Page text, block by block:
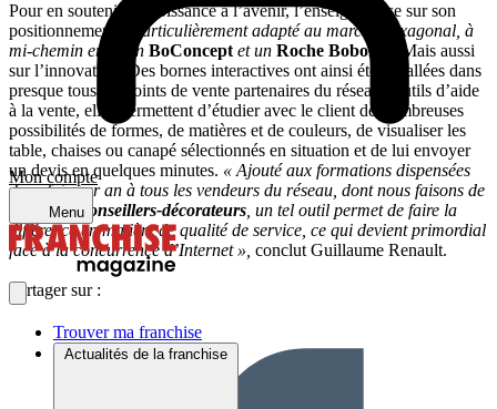
Mon compte
Menu
Trouver ma franchise
Actualités de la franchise
Pour en soutenir la croissance à l’avenir, l’enseigne mise sur son
positionnement
« particulièrement adapté au marché hexagonal, à
mi-chemin entre un BoConcept et un Roche Bobois
. Mais aussi
sur l’innovation. Des bornes interactives ont ainsi été installées dans
presque tous les points de vente partenaires du réseau. Outils d’aide
à la vente, elles permettent d’étudier avec le client de nombreuses
possibilités de formes, de matières et de couleurs, de visualiser les
table, chaises ou canapé sélectionnés en situation et de lui envoyer
un devis en quelques minutes. « Ajouté aux formations dispensées
deux fois par an à tous les vendeurs du réseau, dont nous faisons de
véritablesconseillers-décorateurs , un tel outil permet de faire la
différence en matière de qualité de service, ce qui devient primordial
face à la concurrence d’Internet », conclut Guillaume Renault.
Partager sur :